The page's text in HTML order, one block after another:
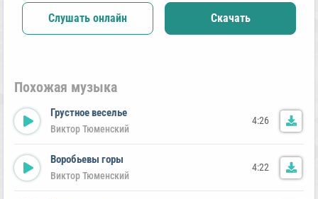
Слушать онлайн Скачать
Похожая музыка
Грустное веселье
Виктор Тюменский
4:26
Воробьевы горы
Виктор Тюменский
4:22